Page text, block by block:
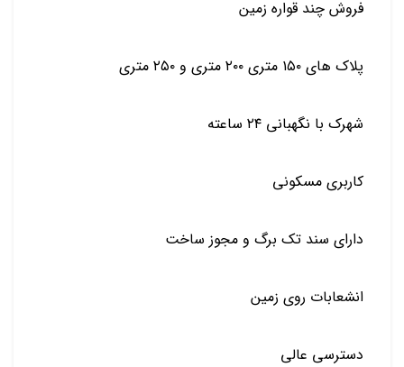
فروش چند قواره زمین
پلاک های ۱۵۰ متری ۲۰۰ متری و ۲۵۰ متری
شهرک با نگهبانی ۲۴ ساعته
کاربری مسکونی
دارای سند تک برگ و مجوز ساخت
انشعابات روی زمین
دسترسی عالی